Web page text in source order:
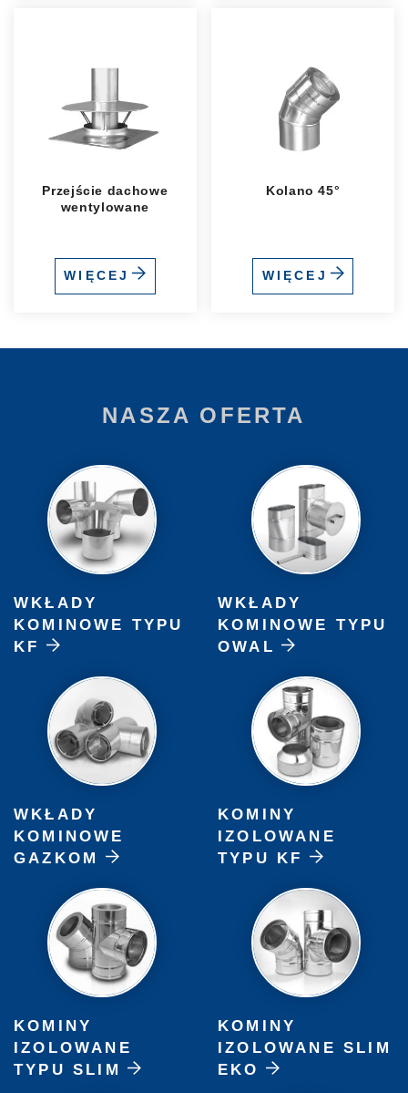
Przejście dachowe
wentylowane
WIĘCEJ
Kolano 45°
WIĘCEJ
NASZA OFERTA
WKŁADY
KOMINOWE TYPU
KF
WKŁADY
KOMINOWE TYPU
OWAL
WKŁADY
KOMINOWE
GAZKOM
KOMINY
IZOLOWANE
TYPU KF
KOMINY
IZOLOWANE
TYPU SLIM
KOMINY
IZOLOWANE SLIM
EKO